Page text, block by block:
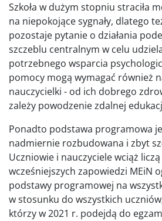
Szkoła w dużym stopniu straciła
na niepokojące sygnały, dlatego
pozostaje pytanie o działania
szczeblu centralnym w celu
potrzebnego wsparcia
pomocy mogą wymagać również
nauczycielki - od ich dobrego
zależy powodzenie zdalnej
Ponadto podstawa programowa
nadmiernie rozbudowana i zbyt
Uczniowie i nauczyciele wciąż
wcześniejszych zapowiedzi MEiN
podstawy programowej na
w stosunku do wszystkich
którzy w 2021 r. podejdą do